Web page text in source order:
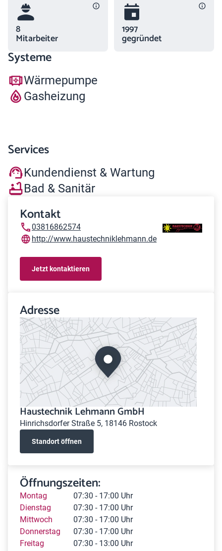
8
Mitarbeiter
1997
gegründet
Systeme
Wärmepumpe
Gasheizung
Services
Kundendienst & Wartung
Bad & Sanitär
Kontakt
03816862574
http://www.haustechniklehmann.de
Jetzt kontaktieren
Adresse
Haustechnik Lehmann GmbH
Hinrichsdorfer Straße 5, 18146 Rostock
Standort öffnen
Öffnungszeiten:
Montag
07:30 - 17:00 Uhr
Dienstag
07:30 - 17:00 Uhr
Mittwoch
07:30 - 17:00 Uhr
Donnerstag
07:30 - 17:00 Uhr
Freitag
07:30 - 13:00 Uhr